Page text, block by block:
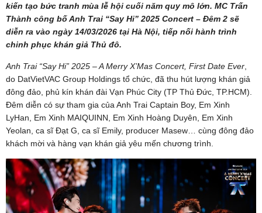
kiến tạo bức tranh mùa lễ hội cuối năm quy mô lớn. MC Trấn
Thành công bố Anh Trai “Say Hi” 2025 Concert – Đêm 2 sẽ
diễn ra vào ngày 14/03/2026 tại Hà Nội, tiếp nối hành trình
chinh phục khán giả Thủ đô.
Anh Trai “Say Hi” 2025 – A Merry X’Mas Concert, First Date Ever
do DatVietVAC Group Holdings tổ chức, đã thu hút lượng khán giả
đông đảo, phủ kín khán đài Vạn Phúc City (TP Thủ Đức, TP.HCM).
Đêm diễn có sự tham gia của Anh Trai Captain Boy, Em Xinh
LyHan, Em Xinh MAIQUINN, Em Xinh Hoàng Duyên, Em Xinh
Yeolan, ca sĩ Đạt G, ca sĩ Emily, producer Masew… cùng đông đảo
khách mời và hàng vạn khán giả yêu mến chương trình.